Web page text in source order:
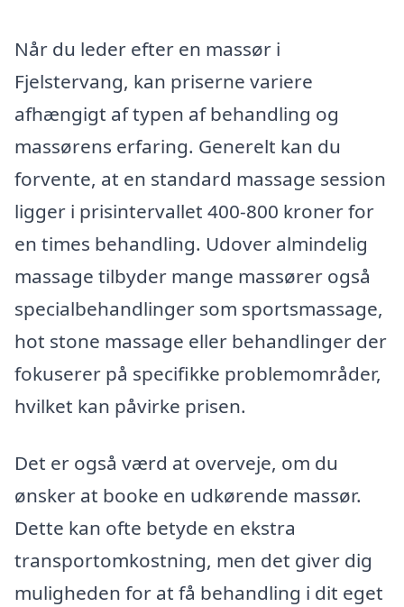
Når du leder efter en massør i
Fjelstervang, kan priserne variere
afhængigt af typen af behandling og
massørens erfaring. Generelt kan du
forvente, at en standard massage session
ligger i prisintervallet 400-800 kroner for
en times behandling. Udover almindelig
massage tilbyder mange massører også
specialbehandlinger som sportsmassage,
hot stone massage eller behandlinger der
fokuserer på specifikke problemområder,
hvilket kan påvirke prisen.
Det er også værd at overveje, om du
ønsker at booke en udkørende massør.
Dette kan ofte betyde en ekstra
transportomkostning, men det giver dig
muligheden for at få behandling i dit eget